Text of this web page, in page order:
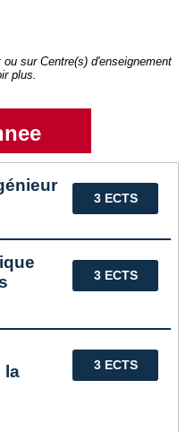
sur Centre(s) d'enseignement
plus.
3 ECTS
3 ECTS
3 ECTS
la